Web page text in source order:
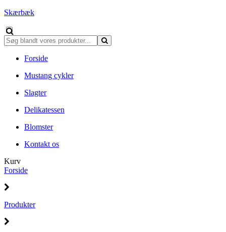
Skærbæk
Forside
Mustang cykler
Slagter
Delikatessen
Blomster
Kontakt os
Kurv
Forside
Produkter